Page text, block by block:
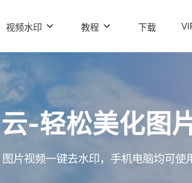
视频水印 教程 下载
-轻松美化图
图片视频一键去水印，手机电脑均可使